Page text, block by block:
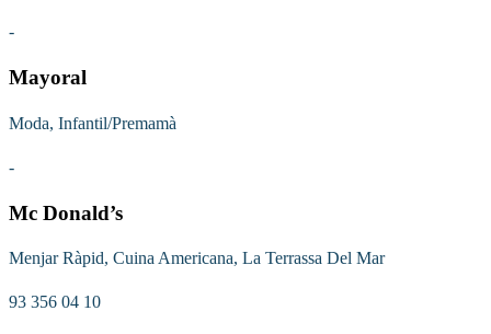
-
Mayoral
Moda, Infantil/Premamà
-
Mc Donald’s
Menjar Ràpid, Cuina Americana, La Terrassa Del Mar
93 356 04 10